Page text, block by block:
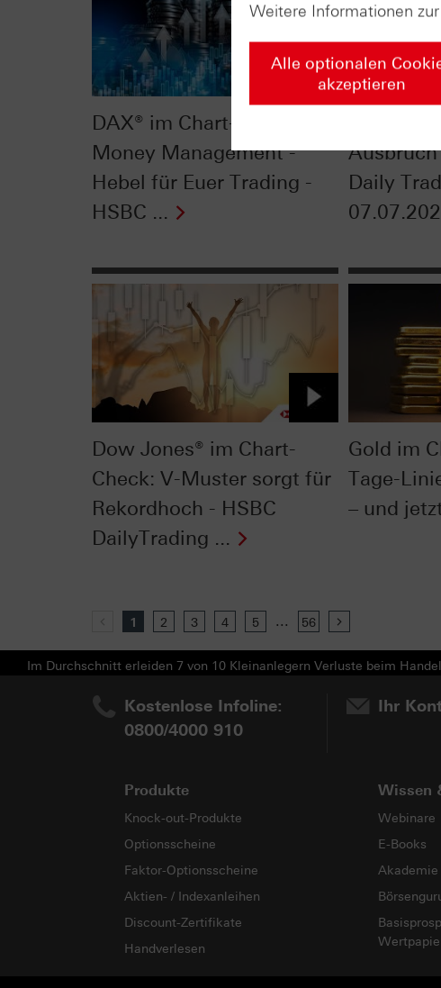
DAX® im Chart-Check:
Money Management -
Hebel für Euer Trading -
HSBC ...
Daily
Dow Jones® im Chart-
Check: V-Muster sorgt für
Rekordhoch - HSBC
DailyTrading ...
Gold im
Tage-
– und
Previous
1 2 3 4 5 ... 56
Im Durchschnitt erleiden 7 von 10 Kleinanlegern Verluste beim
Kostenlose Infoline:
0800/4000 910
Ihr
Produkte
Knock-out-Produkte
Optionsscheine
Faktor-Optionsscheine
Aktien- / Indexanleihen
Discount-Zertifikate
Handverlesen
Wissen
Webinare
E-Books
Akademie
Weitere Informationen
Alle optionalen
akzeptieren